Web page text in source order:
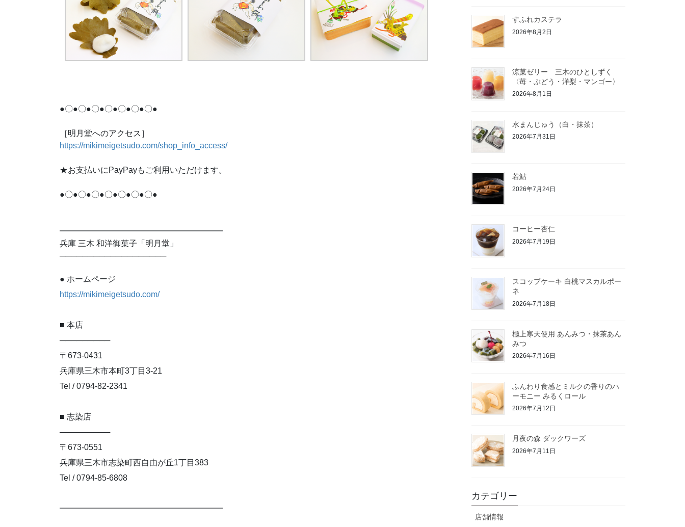
●〇●〇●〇●〇●〇●〇●〇●
［明月堂へのアクセス］
https://mikimeigetsudo.com/shop_info_access/
★お支払いにPayPayもご利用いただけます。
●〇●〇●〇●〇●〇●〇●〇●
━━━━━━━━━━━━━━━━━━━━
兵庫 三木 和洋御菓子「明月堂」
───────────────────
● ホームページ
https://mikimeigetsudo.com/
■ 本店
─────────
〒673-0431
兵庫県三木市本町3丁目3-21
Tel / 0794-82-2341
■ 志染店
─────────
〒673-0551
兵庫県三木市志染町西自由が丘1丁目383
Tel / 0794-85-6808
━━━━━━━━━━━━━━━━━━━━
すふれカステラ
2026年8月2日
涼菓ゼリー 三木のひとしずく
〈苺・ぶどう・洋梨・マンゴー〉
2026年8月1日
水まんじゅう（白・抹茶）
2026年7月31日
若鮎
2026年7月24日
コーヒー杏仁
2026年7月19日
スコップケーキ 白桃マスカルポー
ネ
2026年7月18日
極上寒天使用 あんみつ・抹茶あん
みつ
2026年7月16日
ふんわり食感とミルクの香りのハ
ーモニー みるくロール
2026年7月12日
月夜の森 ダックワーズ
2026年7月11日
カテゴリー
店舗情報